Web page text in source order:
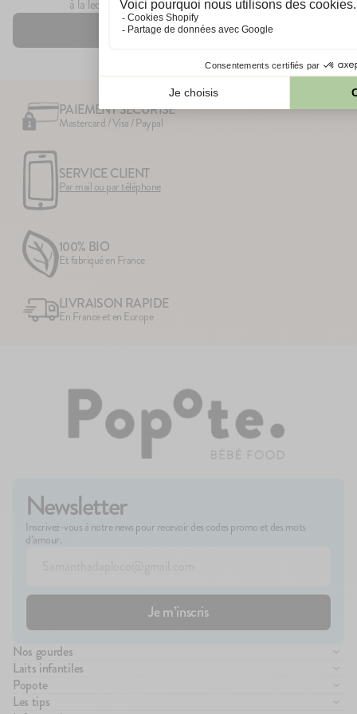
à la lec...
Voir tous nos articles
PAIEMENT SÉCURISÉ
Mastercard / Visa / Paypal
SERVICE CLIENT
Par mail ou par téléphone
100% BIO
Et fabriqué en France
LIVRAISON RAPIDE
En France et en Europe
Newsletter
Inscrivez-vous à notre news pour recevoir des codes promo et des mots
d’amour.
Nos gourdes
Compote de fruits
Purée de légumes
Brassés
Laits infantiles
Lait infantile 1er âge
Lait infantile 2ème âge
Popote
Manifesto
Les tips
Comme toujours, n'utilisez pas une gourde
aspect inhabituel (emballage abîmé,